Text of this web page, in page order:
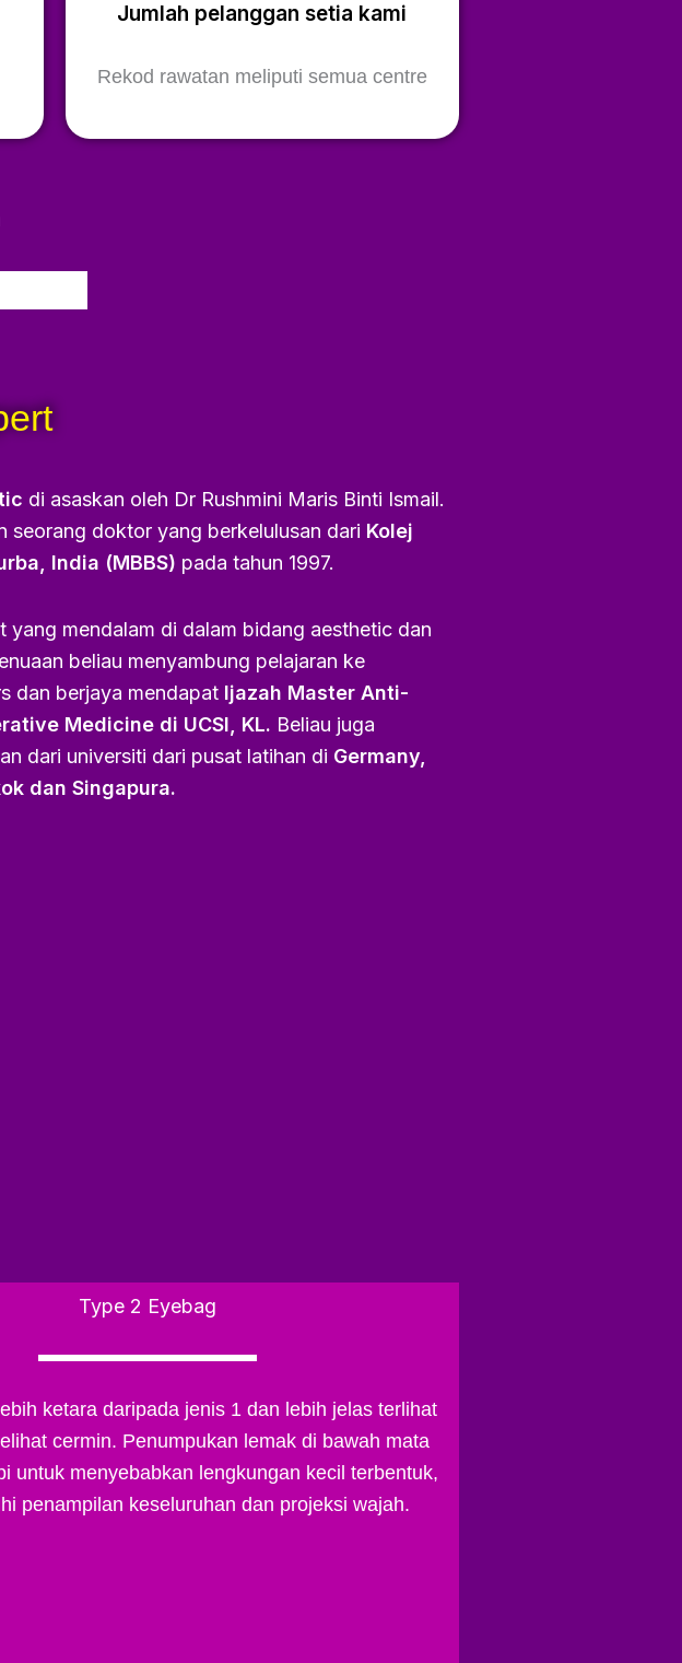
Jumlah pelanggan setia kami
Rekod rawatan meliputi semua centre
di asaskan oleh Dr Rushmini Maris Binti Ismail.
seorang doktor yang berkelulusan dari Kolej
India (MBBS) pada tahun 1997.
yang mendalam di dalam bidang aesthetic dan
beliau menyambung pelajaran ke
dan berjaya mendapat Ijazah Master Anti-
Medicine di UCSI, KL. Beliau juga
dari universiti dari pusat latihan di Germany,
dan Singapura.
Type 2 Eyebag
ketara daripada jenis 1 dan lebih jelas terlihat
cermin. Penumpukan lemak di bawah mata
untuk menyebabkan lengkungan kecil terbentuk,
penampilan keseluruhan dan projeksi wajah.